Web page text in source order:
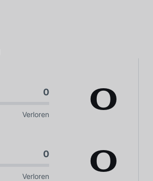
0
Verloren 0
0
Verloren 0